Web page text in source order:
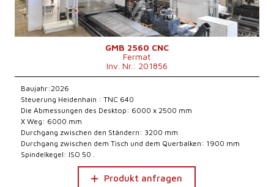
GMB 2560 CNC
Fermat
Inv. Nr.: 201856
Baujahr:2026
Steuerung Heidenhain : TNC 640
Die Abmessungen des Desktop: 6000 x 2500 mm
X Weg: 6000 mm
Durchgang zwischen den Ständern: 3200 mm
Durchgang zwischen dem Tisch und dem Querbalken: 1900 mm
Spindelkegel: ISO 50 .
Produkt anfragen